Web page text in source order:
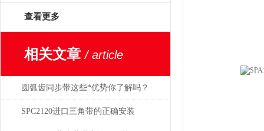
查看更多
相关文章/ article
圆弧齿同步带这些*优势你了解吗？
SPC2120进口三角带的正确安装